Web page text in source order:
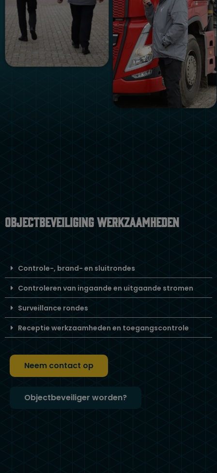
Objectbeveiliging werkzaamheden
Controle-, brand- en sluitrondes
Controleren van ingaande en uitgaande stromen
Surveillance rondes
Receptie werkzaamheden en toegangscontrole
Neem contact op
Objectbeveiliger worden?